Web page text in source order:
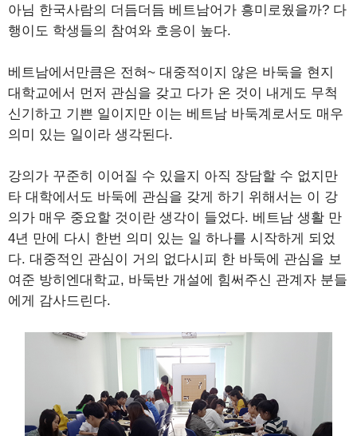
아님 한국사람의 더듬더듬 베트남어가 흥미로웠을까? 다
행이도 학생들의 참여와 호응이 높다.
베트남에서만큼은 전혀~ 대중적이지 않은 바둑을 현지
대학교에서 먼저 관심을 갖고 다가 온 것이 내게도 무척
신기하고 기쁜 일이지만 이는 베트남 바둑계로서도 매우
의미 있는 일이라 생각된다.
강의가 꾸준히 이어질 수 있을지 아직 장담할 수 없지만
타 대학에서도 바둑에 관심을 갖게 하기 위해서는 이 강
의가 매우 중요할 것이란 생각이 들었다. 베트남 생활 만
4년 만에 다시 한번 의미 있는 일 하나를 시작하게 되었
다. 대중적인 관심이 거의 없다시피 한 바둑에 관심을 보
여준 방히엔대학교, 바둑반 개설에 힘써주신 관계자 분들
에게 감사드린다.